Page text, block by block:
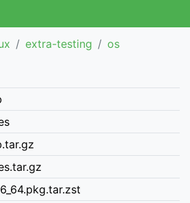
extra-testing
os